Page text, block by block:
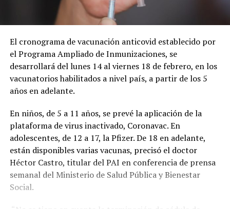
El cronograma de vacunación anticovid establecido por
el Programa Ampliado de Inmunizaciones, se
desarrollará del lunes 14 al viernes 18 de febrero, en los
vacunatorios habilitados a nivel país, a partir de los 5
años en adelante.
En niños, de 5 a 11 años, se prevé la aplicación de la
plataforma de virus inactivado, Coronavac. En
adolescentes, de 12 a 17, la Pfizer. De 18 en adelante,
están disponibles varias vacunas, precisó el doctor
Héctor Castro, titular del PAI en conferencia de prensa
semanal del Ministerio de Salud Pública y Bienestar
Social.